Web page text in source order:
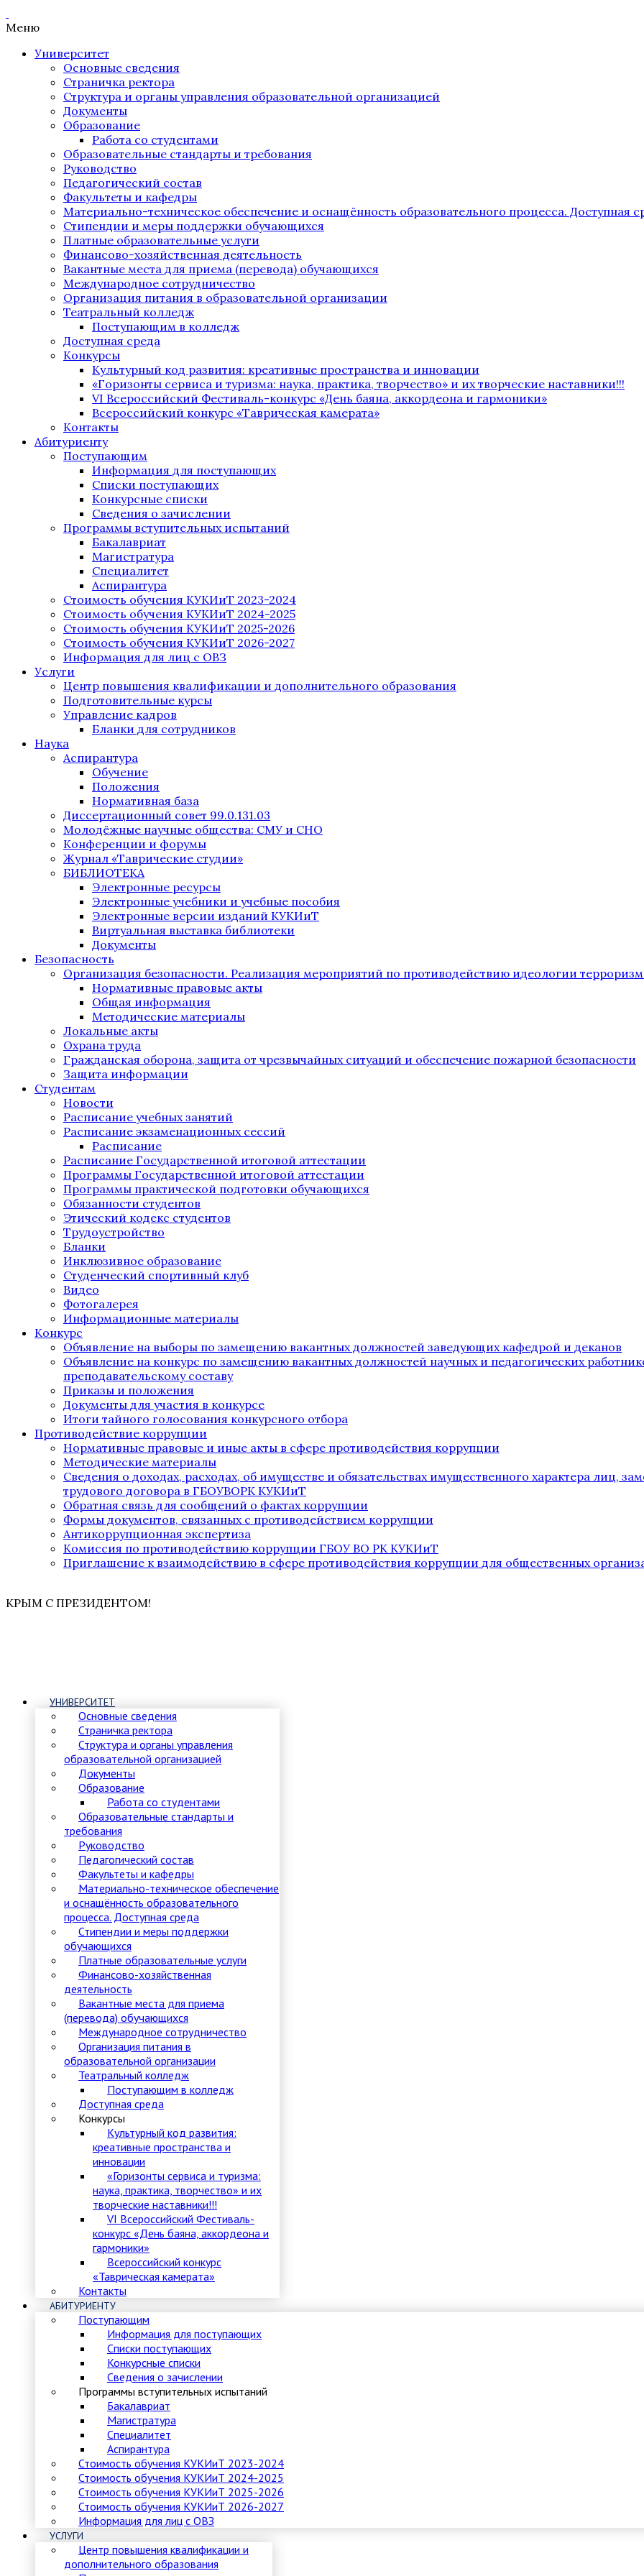
Меню
Университет
Основные сведения
Страничка ректора
Структура и органы управления образовательной организацией
Документы
Образование
Работа со студентами
Образовательные стандарты и требования
Руководство
Педагогический состав
Факультеты и кафедры
Материально-техническое обеспечение и оснащённость образовательного процесса. Доступная
Стипендии и меры поддержки обучающихся
Платные образовательные услуги
Финансово-хозяйственная деятельность
Вакантные места для приема (перевода) обучающихся
Международное сотрудничество
Организация питания в образовательной организации
Театральный колледж
Поступающим в колледж
Доступная среда
Конкурсы
Культурный код развития: креативные пространства и инновации
«Горизонты сервиса и туризма: наука, практика, творчество» и их творческие наставники!!!
VI Всероссийский Фестиваль-конкурс «День баяна, аккордеона и гармоники»
Всероссийский конкурс «Таврическая камерата»
Контакты
Абитуриенту
Поступающим
Информация для поступающих
Списки поступающих
Конкурсные списки
Сведения о зачислении
Программы вступительных испытаний
Бакалавриат
Магистратура
Специалитет
Аспирантура
Стоимость обучения КУКИиТ 2023-2024
Стоимость обучения КУКИиТ 2024-2025
Стоимость обучения КУКИиТ 2025-2026
Стоимость обучения КУКИиТ 2026-2027
Информация для лиц с ОВЗ
Услуги
Центр повышения квалификации и дополнительного образования
Подготовительные курсы
Управление кадров
Бланки для сотрудников
Наука
Аспирантура
Обучение
Положения
Нормативная база
Диссертационный совет 99.0.131.03
Молодёжные научные общества: СМУ и СНО
Конференции и форумы
Журнал «Таврические студии»
БИБЛИОТЕКА
Электронные ресурсы
Электронные учебники и учебные пособия
Электронные версии изданий КУКИиТ
Виртуальная выставка библиотеки
Документы
Безопасность
Организация безопасности. Реализация мероприятий по противодействию идеологии
Нормативные правовые акты
Общая информация
Методические материалы
Локальные акты
Охрана труда
Гражданская оборона, защита от чрезвычайных ситуаций и обеспечение пожарной безопасности
Защита информации
Студентам
Новости
Расписание учебных занятий
Расписание экзаменационных сессий
Расписание
Расписание Государственной итоговой аттестации
Программы Государственной итоговой аттестации
Программы практической подготовки обучающихся
Обязанности студентов
Этический кодекс студентов
Трудоустройство
Бланки
Инклюзивное образование
Студенческий спортивный клуб
Видео
Фотогалерея
Информационные материалы
Конкурс
Объявление на выборы по замещению вакантных должностей заведующих кафедрой и деканов
Объявление на конкурс по замещению вакантных должностей научных и педагогических
преподавательскому составу
Приказы и положения
Документы для участия в конкурсе
Итоги тайного голосования конкурсного отбора
Противодействие коррупции
Нормативные правовые и иные акты в сфере противодействия коррупции
Методические материалы
Сведения о доходах, расходах, об имуществе и обязательствах имущественного характера лиц,
трудового договора в ГБОУВОРК КУКИиТ
Обратная связь для сообщений о фактах коррупции
Формы документов, связанных с противодействием коррупции
Антикоррупционная экспертиза
Комиссия по противодействию коррупции ГБОУ ВО РК КУКИиТ
Приглашение к взаимодействию в сфере противодействия коррупции для общественных
КРЫМ С ПРЕЗИДЕНТОМ!
УНИВЕРСИТЕТ
Основные сведения
Страничка ректора
Структура и органы управления
образовательной организацией
Документы
Образование
Работа со студентами
Образовательные стандарты и
требования
Руководство
Педагогический состав
Факультеты и кафедры
Материально-техническое обеспечение
и оснащённость образовательного
процесса. Доступная среда
Стипендии и меры поддержки
обучающихся
Платные образовательные услуги
Финансово-хозяйственная
деятельность
Вакантные места для приема
(перевода) обучающихся
Международное сотрудничество
Организация питания в
образовательной организации
Театральный колледж
Поступающим в колледж
Доступная среда
Конкурсы
Культурный код развития:
креативные пространства и
инновации
«Горизонты сервиса и туризма:
наука, практика, творчество» и их
творческие наставники!!!
VI Всероссийский Фестиваль-
конкурс «День баяна, аккордеона и
гармоники»
Всероссийский конкурс
«Таврическая камерата»
Контакты
АБИТУРИЕНТУ
Поступающим
Информация для поступающих
Списки поступающих
Конкурсные списки
Сведения о зачислении
Программы вступительных испытаний
Бакалавриат
Магистратура
Специалитет
Аспирантура
Стоимость обучения КУКИиТ 2023-2024
Стоимость обучения КУКИиТ 2024-2025
Стоимость обучения КУКИиТ 2025-2026
Стоимость обучения КУКИиТ 2026-2027
Информация для лиц с ОВЗ
УСЛУГИ
Центр повышения квалификации и
дополнительного образования